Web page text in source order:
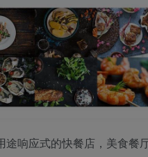
途响应式的快餐店，美食餐